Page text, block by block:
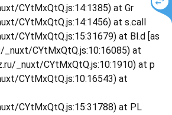
CYtMxQtQ.js:14:1385) at Gr
CYtMxQtQ.js:14:1456) at s.call
CYtMxQtQ.js:15:31679) at Bl.d [as
CYtMxQtQ.js:10:16085) at
_nuxt/CYtMxQtQ.js:10:1910) at p
CYtMxQtQ.js:10:16543) at
CYtMxQtQ.js:15:31788) at PL